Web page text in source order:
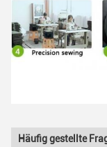
Häufig gestellte